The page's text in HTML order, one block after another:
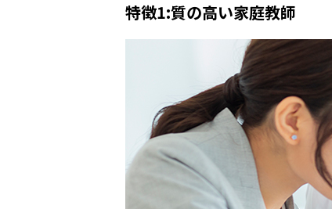
特徴1:質の高い家庭教師